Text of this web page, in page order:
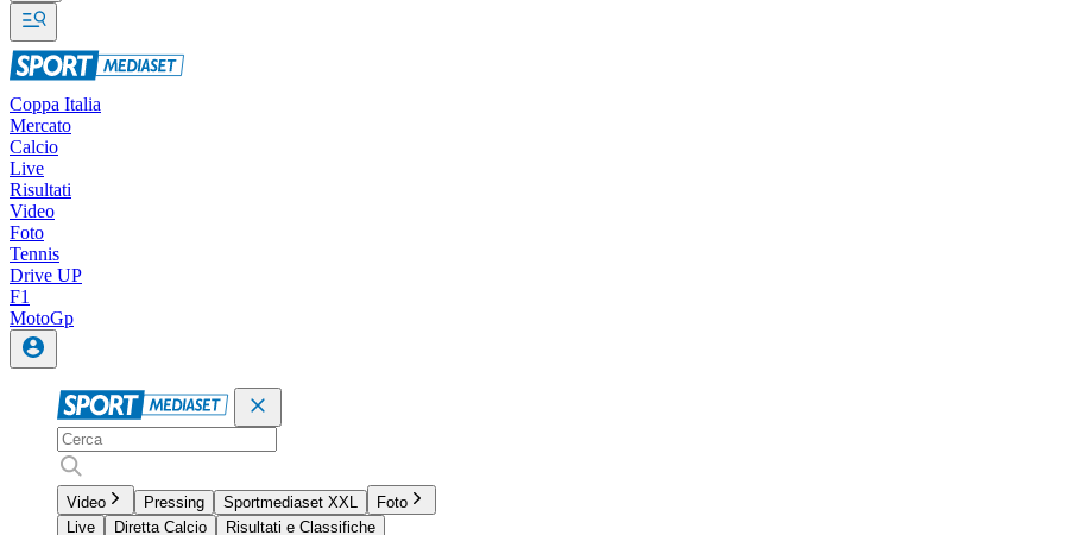
Coppa Italia
Mercato
Calcio
Live
Risultati
Video
Foto
Tennis
Drive UP
F1
MotoGp
Video Pressing Sportmediaset XXL
Foto
Live
Diretta Calcio
Risultati e Classifiche